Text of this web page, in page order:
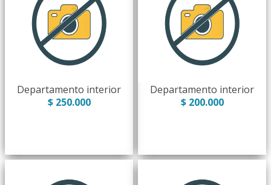
Departamento interior
$ 250.000
Departamento interior
$ 200.000